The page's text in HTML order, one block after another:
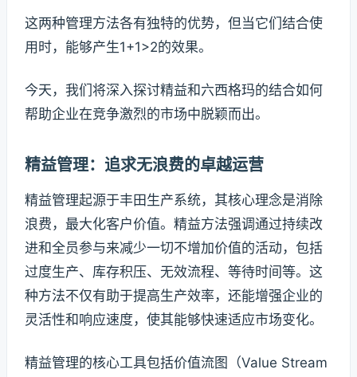
这两种管理方法各有独特的优势，但当它们结合使
用时，能够产生1+1>2的效果。
今天，我们将深入探讨精益和六西格玛的结合如何
帮助企业在竞争激烈的市场中脱颖而出。
精益管理：追求无浪费的卓越运营
精益管理起源于丰田生产系统，其核心理念是消除
浪费，最大化客户价值。精益方法强调通过持续改
进和全员参与来减少一切不增加价值的活动，包括
过度生产、库存积压、无效流程、等待时间等。这
种方法不仅有助于提高生产效率，还能增强企业的
灵活性和响应速度，使其能够快速适应市场变化。
精益管理的核心工具包括价值流图（Value Stream